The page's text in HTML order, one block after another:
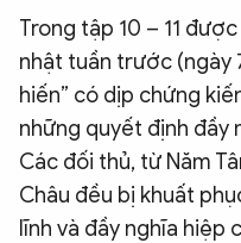
QUỐC TẾ
VĂN HÓA - THỂ THAO
BẠN ĐỌC & CAND
Trong tập 10 – 11
nhật tuần trước (ngày
hiến” có dịp chứng
những quyết định đầy
Các đối thủ, từ Năm
Châu đều bị khuất
lĩnh và đầy nghĩa hiệp